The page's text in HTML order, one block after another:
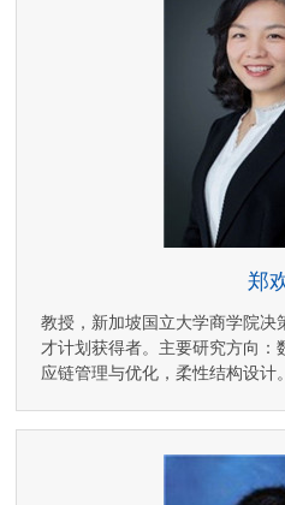
郑
教授，新加坡国立大学商学院决
才计划获得者。主要研究方向：
应链管理与优化，柔性结构设计。